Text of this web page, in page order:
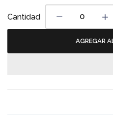
Cantidad
AGREGAR